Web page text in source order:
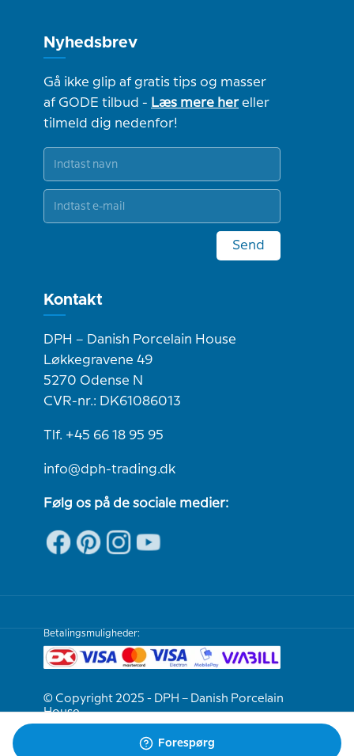
Forespørg
Nyhedsbrev
Gå ikke glip af gratis tips og masser
af GODE tilbud - Læs mere hereller
tilmeld dig nedenfor!
Send
Kontakt
DPH – Danish Porcelain House
Løkkegravene 49
5270 Odense N
CVR-nr.: DK61086013
Tlf. +45 66 18 95 95
info@dph-trading.dk
Følg os på de sociale medier:
Betalingsmuligheder:
© Copyright 2025 - DPH – Danish Porcelain
House